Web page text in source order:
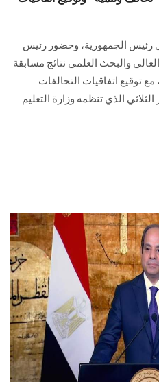
رئيس الجمهورية، وحضور رئيس
والبحث العلمي نتائج مسابقة
مع توقيع اتفاقيات التحالفات
الذي تنظمه وزارة التعليم